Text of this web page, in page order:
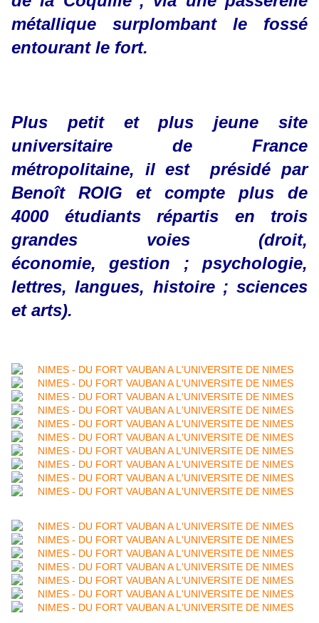
métallique surplombant le fossé
entourant le fort.
Plus petit et plus jeune site
universitaire de France
métropolitaine, il est présidé par
Benoît ROIG et compte plus de
4000 étudiants répartis en trois
grandes voies (droit,
économie, gestion ; psychologie,
lettres, langues, histoire ; sciences
et arts).